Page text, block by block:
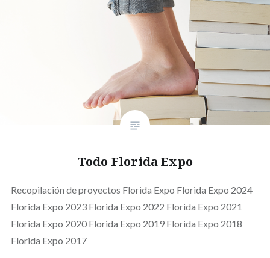
Todo Florida Expo
Recopilación de proyectos Florida Expo Florida Expo 2024
Florida Expo 2023 Florida Expo 2022 Florida Expo 2021
Florida Expo 2020 Florida Expo 2019 Florida Expo 2018
Florida Expo 2017